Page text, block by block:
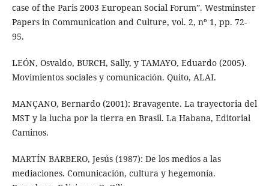
case of the Paris 2003 European Social Forum”. Westminster
Papers in Communication and Culture, vol. 2, nº 1, pp. 72-
95.
LEÓN, Osvaldo, BURCH, Sally, y TAMAYO, Eduardo (2005).
Movimientos sociales y comunicación. Quito, ALAI.
MANÇANO, Bernardo (2001): Bravagente. La trayectoria del
MST y la lucha por la tierra en Brasil. La Habana, Editorial
Caminos.
MARTÍN BARBERO, Jesús (1987): De los medios a las
mediaciones. Comunicación, cultura y hegemonía.